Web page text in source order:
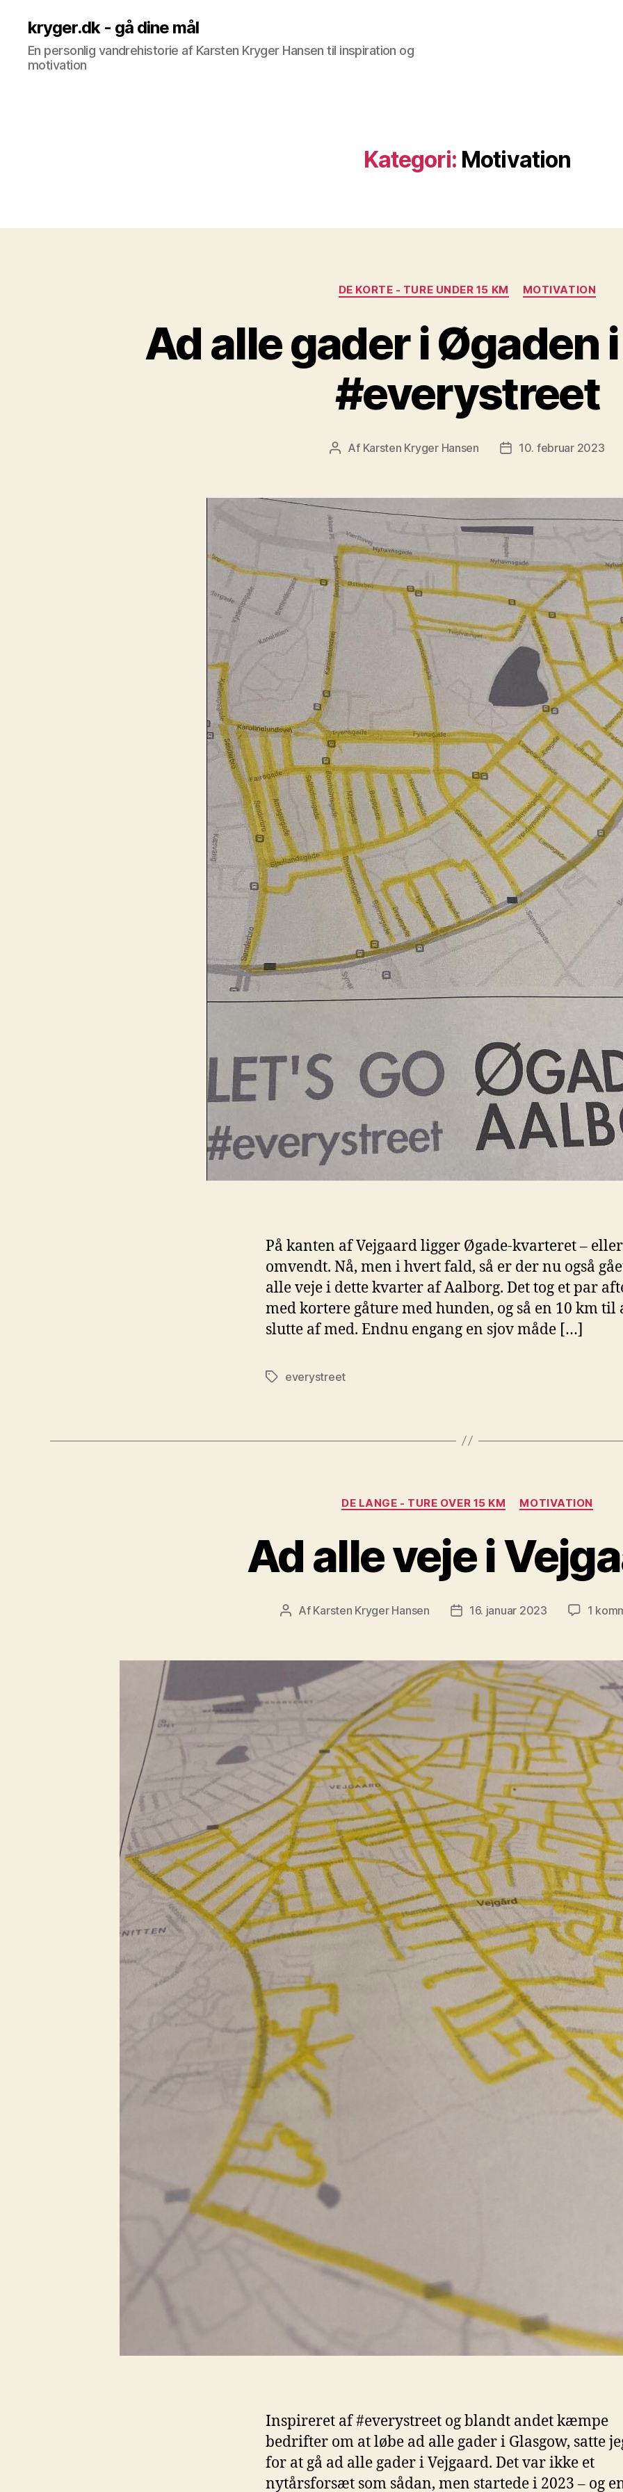
kryger.dk - gå dine mål
En personlig vandrehistorie af Karsten Kryger Hansen til inspiration og
motivation
Kategori: Motivation
Kategorier
DE KORTE - TURE UNDER 15 KM MOTIVATION
Ad alle gader i Øgaden
#everystreet
Indlægsforfatter
Af Karsten Kryger Hansen Indlægsdato
10. februar 2023
På kanten af Vejgaard ligger Øgade-kvarteret –
omvendt. Nå, men i hvert fald, så er der nu også
alle veje i dette kvarter af Aalborg. Det tog et par
med kortere gåture med hunden, og så en 10 km til
slutte af med. Endnu engang en sjov måde […]
Tagseverystreet
Kategorier
DE LANGE - TURE OVER 15 KM MOTIVATION
Ad alle veje i
Indlægsforfatter
Af Karsten Kryger Hansen Indlægsdato
16. januar 2023 1
Inspireret af #everystreet og blandt andet kæmpe
bedrifter om at løbe ad alle gader i Glasgow, satte
for at gå ad alle gader i Vejgaard. Det var ikke et
nytårsforsæt som sådan, men startede i 2023 – og